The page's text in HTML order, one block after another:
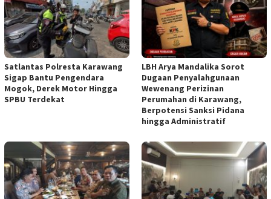
Satlantas Polresta Karawang
Sigap Bantu Pengendara
Mogok, Derek Motor Hingga
SPBU Terdekat
LBH Arya Mandalika Sorot
Dugaan Penyalahgunaan
Wewenang Perizinan
Perumahan di Karawang,
Berpotensi Sanksi Pidana
hingga Administratif